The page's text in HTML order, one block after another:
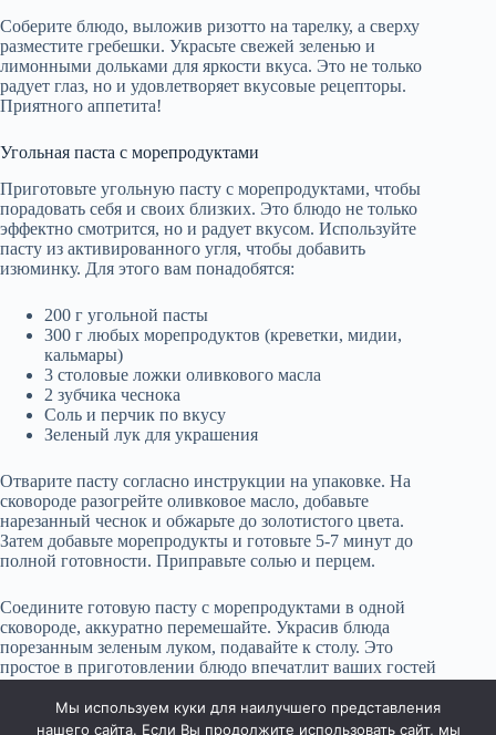
Соберите блюдо, выложив ризотто на тарелку, а сверху
разместите гребешки. Украсьте свежей зеленью и
лимонными дольками для яркости вкуса. Это не только
радует глаз, но и удовлетворяет вкусовые рецепторы.
Приятного аппетита!
Угольная паста с морепродуктами
Приготовьте угольную пасту с морепродуктами, чтобы
порадовать себя и своих близких. Это блюдо не только
эффектно смотрится, но и радует вкусом. Используйте
пасту из активированного угля, чтобы добавить
изюминку. Для этого вам понадобятся:
200 г угольной пасты
300 г любых морепродуктов (креветки, мидии,
кальмары)
3 столовые ложки оливкового масла
2 зубчика чеснока
Соль и перчик по вкусу
Зеленый лук для украшения
Отварите пасту согласно инструкции на упаковке. На
сковороде разогрейте оливковое масло, добавьте
нарезанный чеснок и обжарьте до золотистого цвета.
Затем добавьте морепродукты и готовьте 5-7 минут до
полной готовности. Приправьте солью и перцем.
Соедините готовую пасту с морепродуктами в одной
сковороде, аккуратно перемешайте. Украсив блюда
порезанным зеленым луком, подавайте к столу. Это
простое в приготовлении блюдо впечатлит ваших гостей
вкусом.Мы используем куки для наилучшего представления
нашего сайта. Если Вы продолжите использовать сайт, мы